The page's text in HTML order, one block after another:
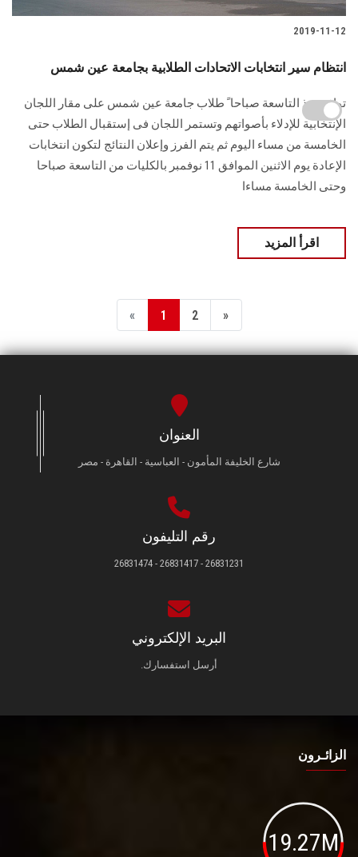
2019-11-12
انتظام سير انتخابات الاتحادات الطلابية بجامعة عين شمس
توافد منذ التاسعة صباحا ً طلاب جامعة عين شمس على مقار اللجان
الإنتخابية للإدلاء بأصواتهم وتستمر اللجان فى إستقبال الطلاب حتى
الخامسة من مساء اليوم ثم يتم الفرز وإعلان النتائج لتكون انتخابات
الإعادة يوم الاثنين الموافق 11 نوفمبر بالكليات من التاسعة صباحا
وحتى الخامسة مساءا
اقرأ المزيد
« 1 2 »
العنوان
شارع الخليفة المأمون - العباسية - القاهرة - مصر
رقم التليفون
26831231 - 26831417 - 26831474
البريد الإلكتروني
أرسل استفسارك.
الزائـرون
19.27M